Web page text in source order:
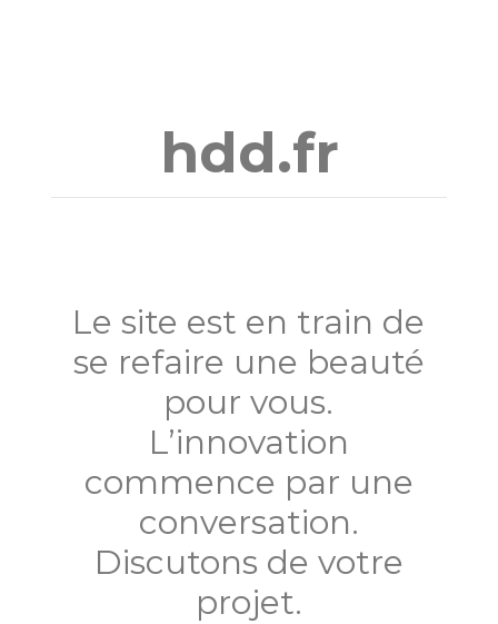
hdd.fr
Le site est en train de
se refaire une beauté
pour vous.
L’innovation
commence par une
conversation.
Discutons de votre
projet.